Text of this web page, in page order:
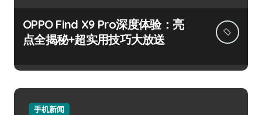
OPPO Find X9 Pro深度体验：亮
点全揭秘+超实用技巧大放送
手机新闻